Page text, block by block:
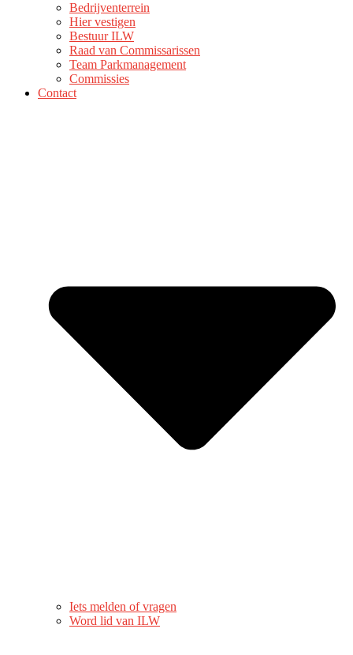
Bedrijventerrein
Hier vestigen
Bestuur ILW
Raad van Commissarissen
Team Parkmanagement
Commissies
Contact
Iets melden of vragen
Word lid van ILW